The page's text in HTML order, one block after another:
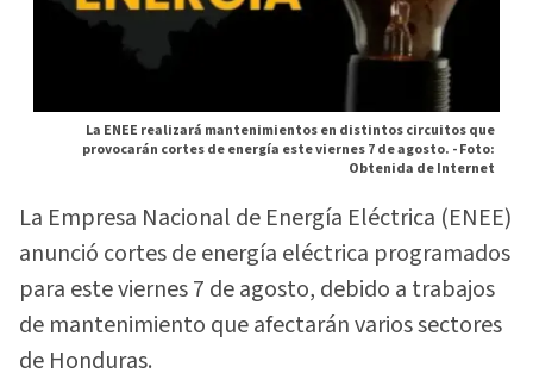
La ENEE realizará mantenimientos en distintos circuitos que
provocarán cortes de energía este viernes 7 de agosto. -Foto:
Obtenida de Internet
La Empresa Nacional de Energía Eléctrica (ENEE)
anunció cortes de energía eléctrica programados
para este viernes 7 de agosto, debido a trabajos
de mantenimiento que afectarán varios sectores
de Honduras.